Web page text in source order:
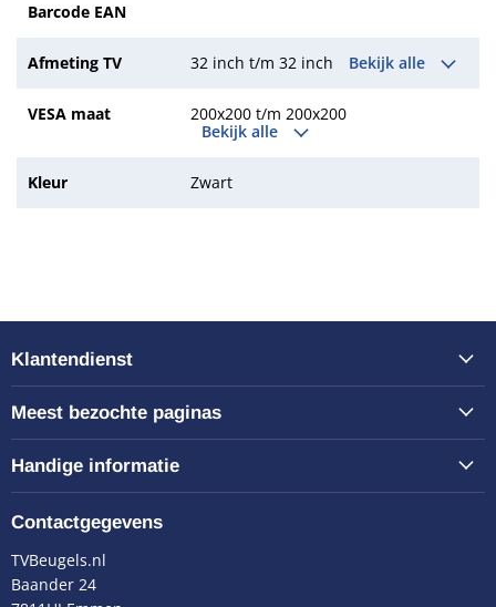
Barcode EAN
Afmeting TV 32 inch t/m 32 inch Bekijk alle
VESA maat
200x200 t/m 200x200
Bekijk alle
Kleur Zwart
Klantendienst
Meest bezochte paginas
Handige informatie
Contactgegevens
TVBeugels.nl
Baander 24